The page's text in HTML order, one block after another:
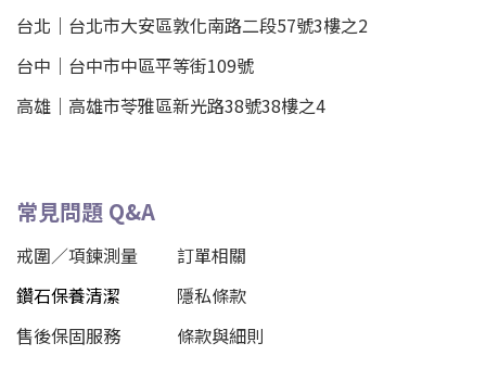
台北 ｜ 台北市大安區敦化南路二段57號3樓之2
台中｜ 台中市中區平等街109號
高雄｜ 高雄市苓雅區新光路38號38樓之4
常見問題 Q&A
戒圍／項鍊測量
訂單相關
鑽石保養清潔
隱私條款
售後保固服務
條款與細則